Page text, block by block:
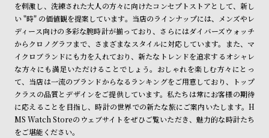
を刺激し、洗練された大人の方々に向けたコンセプトストアとして、新し
い "時" の価値観を提案しています。当店のラインナップには、メンズやレ
ディース向けの多彩な腕時計が揃っており、さらにはダイバーズウォッチ
からクロノグラフまで、さまざまなスタイルに対応しています。また、マ
イクロブランドにも力を入れており、新たなトレンドを追求するオシャレ
な方々にも満足いただけることでしょう。おしゃれを楽しむ方々にとっ
て、当店は一流のブランドからなるランキングをご用意しており、トップ
クラスの品質とデザインをご提供しています。私たちは常にお客様の期待
に応えることを目指し、時計の世界での新たな旅にご案内いたします。H
MS Watch Storeのウェブサイトをぜひご覧いただき、魅力的な時計たち
をご堪能ください。